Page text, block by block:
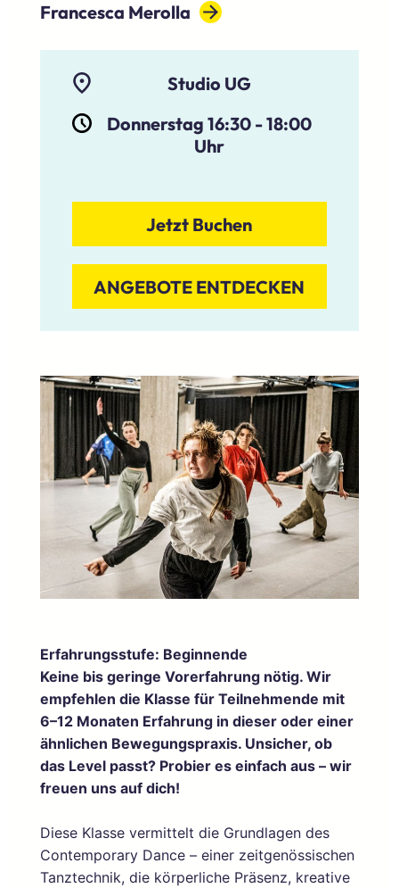
Francesca Merolla
Studio UG
Donnerstag 16:30 -18:00
Uhr
Jetzt Buchen
ANGEBOTE ENTDECKEN
Erfahrungsstufe: Beginnende
Keine bis geringe Vorerfahrung nötig. Wir
empfehlen die Klasse für Teilnehmende mit
6–12 Monaten Erfahrung in dieser oder einer
ähnlichen Bewegungspraxis. Unsicher, ob
das Level passt? Probier es einfach aus – wir
freuen uns auf dich!
Diese Klasse vermittelt die Grundlagen des
Contemporary Dance – einer zeitgenössischen
Tanztechnik, die körperliche Präsenz, kreative